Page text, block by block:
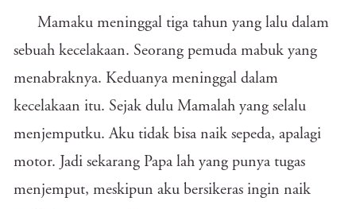
Mamaku meninggal tiga tahun yang lalu dalam
sebuah kecelakaan. Seorang pemuda mabuk yang
menabraknya. Keduanya meninggal dalam
kecelakaan itu. Sejak dulu Mamalah yang selalu
menjemputku. Aku tidak bisa naik sepeda, apalagi
motor. Jadi sekarang Papa lah yang punya tugas
menjemput, meskipun aku bersikeras ingin naik